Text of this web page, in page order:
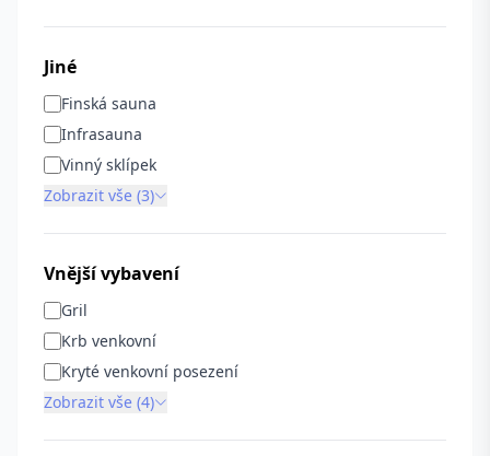
Jiné
Finská sauna
Infrasauna
Vinný sklípek
Zobrazit vše (3)
Vnější vybavení
Gril
Krb venkovní
Kryté venkovní posezení
Zobrazit vše (4)